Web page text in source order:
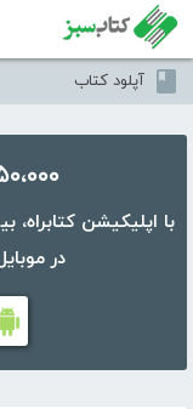
آپلود کتاب
۵۰،۰۰۰ کتاب در
در